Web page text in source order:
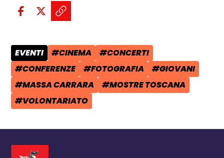
Condividi sui social:
Condividi su Facebook - apre
Condividi su X - apre una
Copia il link e condividi -
CATEGORIA POST:
EVENTI TAG:
#CINEMA TAG:
#CONCERTI
TAG:
#CONFERENZE TAG:
#FOTOGRAFIA TAG:
#GIOVANI
TAG:
#MASSA CARRARA TAG:
#MOSTRE TOSCANA
TAG:
#VOLONTARIATO